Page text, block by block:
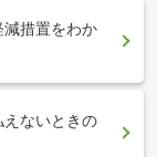
措置をわか
えないときの